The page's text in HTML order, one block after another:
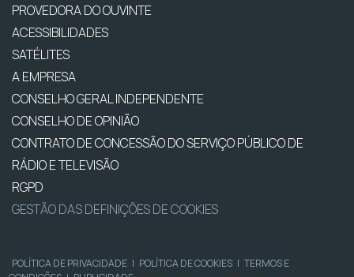
PROVEDORA DO OUVINTE
ACESSIBILIDADES
SATÉLITES
A EMPRESA
CONSELHO GERAL INDEPENDENTE
CONSELHO DE OPINIÃO
CONTRATO DE CONCESSÃO DO SERVIÇO PÚBLICO DE
RÁDIO E TELEVISÃO
RGPD
GESTÃO DAS DEFINIÇÕES DE COOKIES
POLÍTICA DE PRIVACIDADE | POLÍTICA DE COOKIES | TERMOS E